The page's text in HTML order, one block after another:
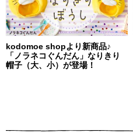
kodomoe shopより新商品♪
「ノラネコぐんだん」なりきり
帽子（大、小）が登場！